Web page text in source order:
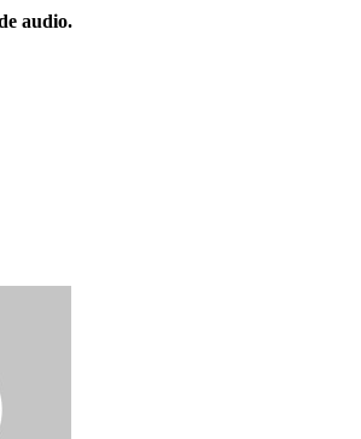
audio.